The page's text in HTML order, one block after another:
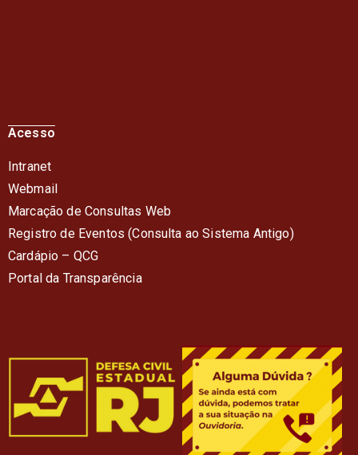
Acesso
Intranet
Webmail
Marcação de Consultas Web
Registro de Eventos (Consulta ao Sistema Antigo)
Cardápio – QCG
Portal da Transparência